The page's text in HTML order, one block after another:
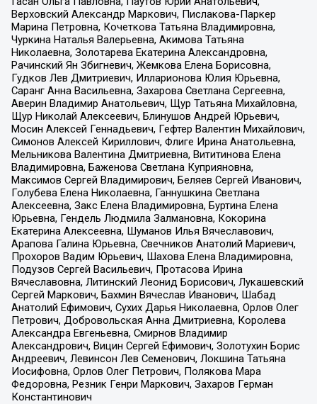
Верховский Александр Маркович, Пислакова-Паркер
Марина Петровна, Кочеткова Татьяна Владимировна,
Чуркина Наталья Валерьевна, Акимова Татьяна
Николаевна, Золотарева Екатерина Александровна,
Рачинский Ян Збигневич, Жемкова Елена Борисовна,
Гудков Лев Дмитриевич, Илларионова Юлия Юрьевна,
Саранг Анна Васильевна, Захарова Светлана Сергеевна,
Аверин Владимир Анатольевич, Щур Татьяна Михайловна,
Щур Николай Алексеевич, Блинушов Андрей Юрьевич,
Мосин Алексей Геннадьевич, Гефтер Валентин Михайлович,
Симонов Алексей Кириллович, Флиге Ирина Анатольевна,
Мельникова Валентина Дмитриевна, Вититинова Елена
Владимировна, Баженова Светлана Куприяновна,
Максимов Сергей Владимирович, Беляев Сергей Иванович,
Голубева Елена Николаевна, Ганнушкина Светлана
Алексеевна, Закс Елена Владимировна, Буртина Елена
Юрьевна, Гендель Людмила Залмановна, Кокорина
Екатерина Алексеевна, Шуманов Илья Вячеславович,
Арапова Галина Юрьевна, Свечников Анатолий Мариевич,
Прохоров Вадим Юрьевич, Шахова Елена Владимировна,
Подузов Сергей Васильевич, Протасова Ирина
Вячеславовна, Литинский Леонид Борисович, Лукашевский
Сергей Маркович, Бахмин Вячеслав Иванович, Шабад
Анатолий Ефимович, Сухих Дарья Николаевна, Орлов Олег
Петрович, Добровольская Анна Дмитриевна, Королева
Александра Евгеньевна, Смирнов Владимир
Александрович, Вицин Сергей Ефимович, Золотухин Борис
Андреевич, Левинсон Лев Семенович, Локшина Татьяна
Иосифовна, Орлов Олег Петрович, Полякова Мара
Федоровна, Резник Генри Маркович, Захаров Герман
Константинович